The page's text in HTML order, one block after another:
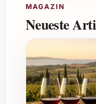
Die Sadie Family
sich positiv auf
8. Kann der
betrachtet
MAGAZIN
Neueste